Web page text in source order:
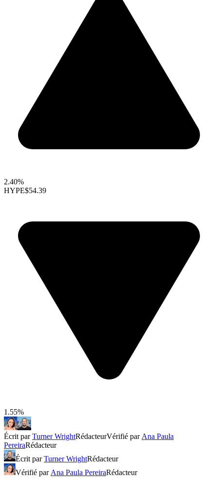
2.40%
HYPE$54.39
1.55%
Écrit parTurner WrightRédacteurVérifié par Ana Paula
PereiraRédacteur
Écrit parTurner WrightRédacteur
Vérifié par Ana Paula PereiraRédacteur